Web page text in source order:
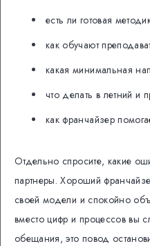
есть ли готовая
как обучают
какая минимальная
что делать в летний и
как франчайзер
Отдельно спросите, какие
партнеры. Хороший
своей модели и спокойно
вместо цифр и процессов вы
обещания, это повод